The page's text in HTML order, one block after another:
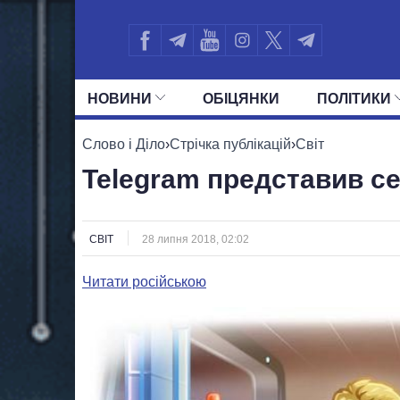
НОВИНИ ОБIЦЯНКИ ПОЛIТИКИ
УСІ ПОЛІТИКИ ПРЕЗИДЕНТ І ОФІС
Слово і Діло›Стрічка публікацій›Світ
Telegram представив
СВІТ 28 липня 2018, 02:02
Читати російською